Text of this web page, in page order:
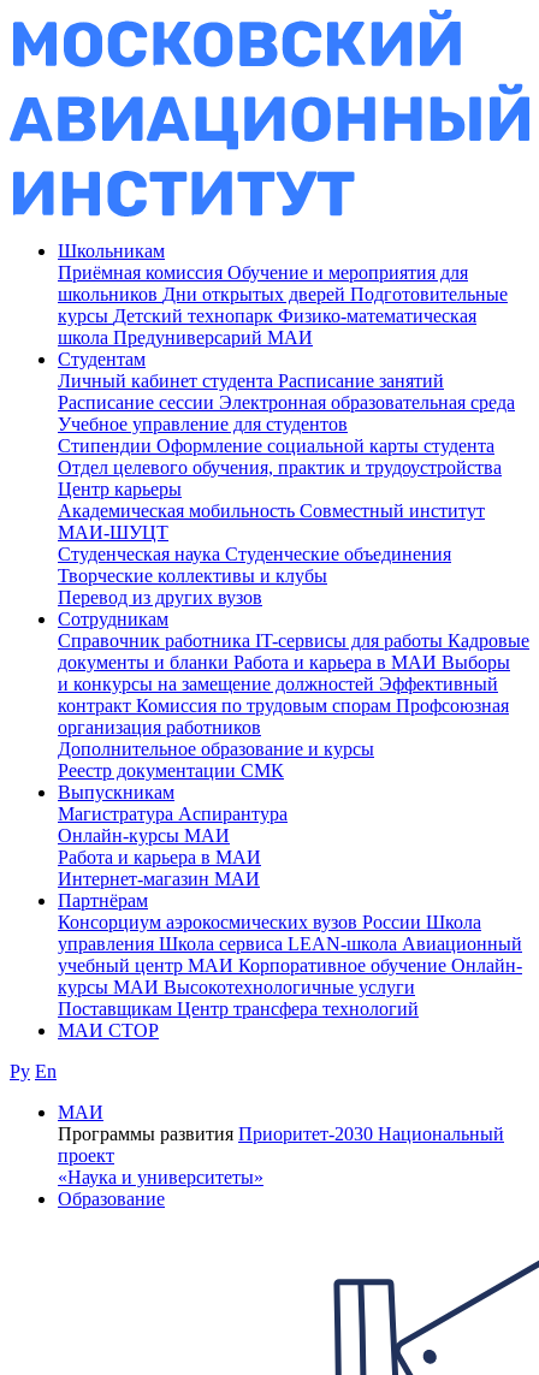
Школьникам
Приёмная комиссия Обучение и мероприятия для
школьников Дни открытых дверей Подготовительные
курсы Детский технопарк Физико-математическая
школа Предуниверсарий МАИ
Студентам
Личный кабинет студента Расписание занятий
Расписание сессии Электронная образовательная среда
Учебное управление для студентов
Стипендии Оформление социальной карты студента
Отдел целевого обучения, практик и трудоустройства
Центр карьеры
Академическая мобильность Совместный институт
МАИ-ШУЦТ
Студенческая наука Студенческие объединения
Творческие коллективы и клубы
Перевод из других вузов
Сотрудникам
Cправочник работника IT-сервисы для работы Кадровые
документы и бланки Работа и карьера в МАИ Выборы
и конкурсы на замещение должностей Эффективный
контракт Комиссия по трудовым спорам Профсоюзная
организация работников
Дополнительное образование и курсы
Реестр документации СМК
Выпускникам
Магистратура Аспирантура
Онлайн-курсы МАИ
Работа и карьера в МАИ
Интернет-магазин МАИ
Партнёрам
Консорциум аэрокосмических вузов России Школа
управления Школа сервиса LEAN-школа Авиационный
учебный центр МАИ Корпоративное обучение Онлайн-
курсы МАИ Высокотехнологичные услуги
Поставщикам Центр трансфера технологий
МАИ СТОР
Ру En
МАИ
Программы развития Приоритет-2030 Национальный
проект
«Наука и университеты»
Образование